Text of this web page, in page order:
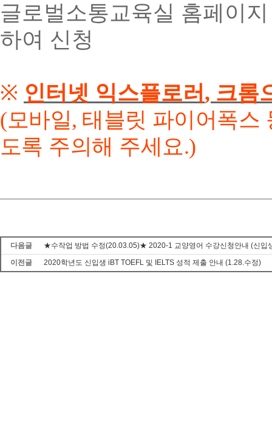
글로벌소통교육실 홈페이
하여 신청
※ 인터넷 익스플로러 , 크롬
(모바일, 태블릿 파이어폭스
도록 주의해 주세요.)
다음글
★수작업 방법 수정(20.03.05)★ 2020-1 교양영어 수강신청안내 (신입
이전글
2020학년도 신입생 iBT TOEFL 및 IELTS 성적 제출 안내 (1.28.수정)